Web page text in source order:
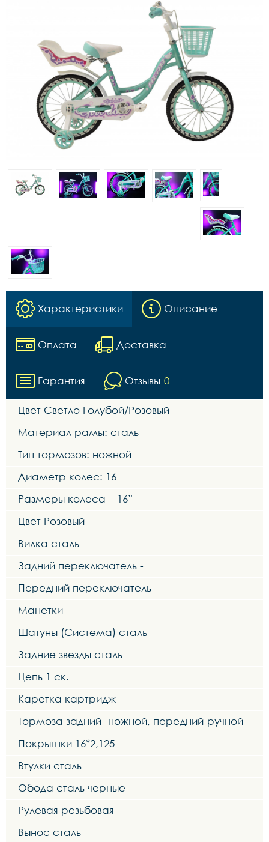
Характеристики Описание
Оплата Доставка
Гарантия Отзывы 0
Цвет Светло Голубой/Розовый
Материал рамы: сталь
Тип тормозов: ножной
Диаметр колес: 16
Размеры колеса – 16”
Цвет Розовый
Вилка сталь
Задний переключатель -
Передний переключатель -
Манетки -
Шатуны (Система) сталь
Задние звезды сталь
Цепь 1 ск.
Каретка картридж
Тормоза задний- ножной, передний-ручной
Покрышки 16*2,125
Втулки сталь
Обода сталь черные
Рулевая резьбовая
Вынос сталь